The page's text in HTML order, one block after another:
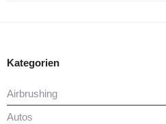
Kategorien
Airbrushing
Autos